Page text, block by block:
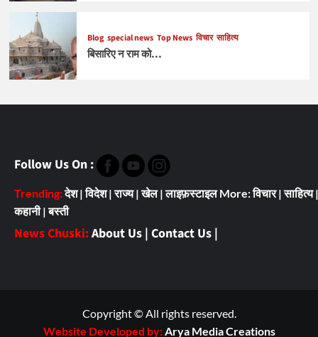
Blog special news Top News विचार साहित्य
बिसारिए न राम को…
Follow Us On :
Trending:देश|विदेश|राज्य|खेल|लाइफ़स्टाइल More:विचार|साहित्य|
कहानी|बस्ती
News Chuski:About Us | Contact Us |
Copyright © All rights reserved.
Website Developed by: Arya Media Creations